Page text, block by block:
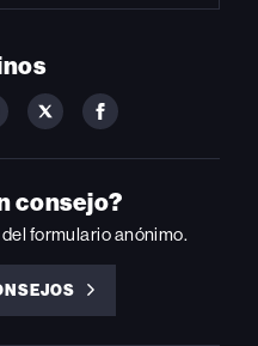
FOLLOW
ON
FOLLOW
ON
FACEBOOK
consejo?
formulario anónimo.